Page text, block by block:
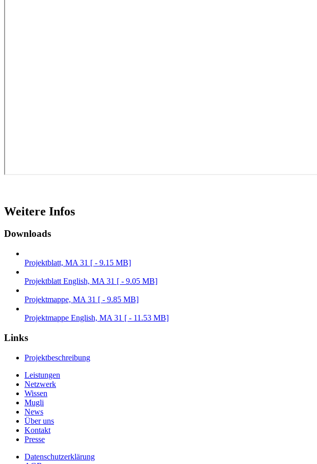
Weitere Infos
Downloads
Projektblatt, MA 31 [ - 9.15 MB]
Projektblatt English, MA 31 [ - 9.05 MB]
Projektmappe, MA 31 [ - 9.85 MB]
Projektmappe English, MA 31 [ - 11.53 MB]
Links
Projektbeschreibung
Leistungen
Netzwerk
Wissen
Mugli
News
Über uns
Kontakt
Presse
Datenschutzerklärung